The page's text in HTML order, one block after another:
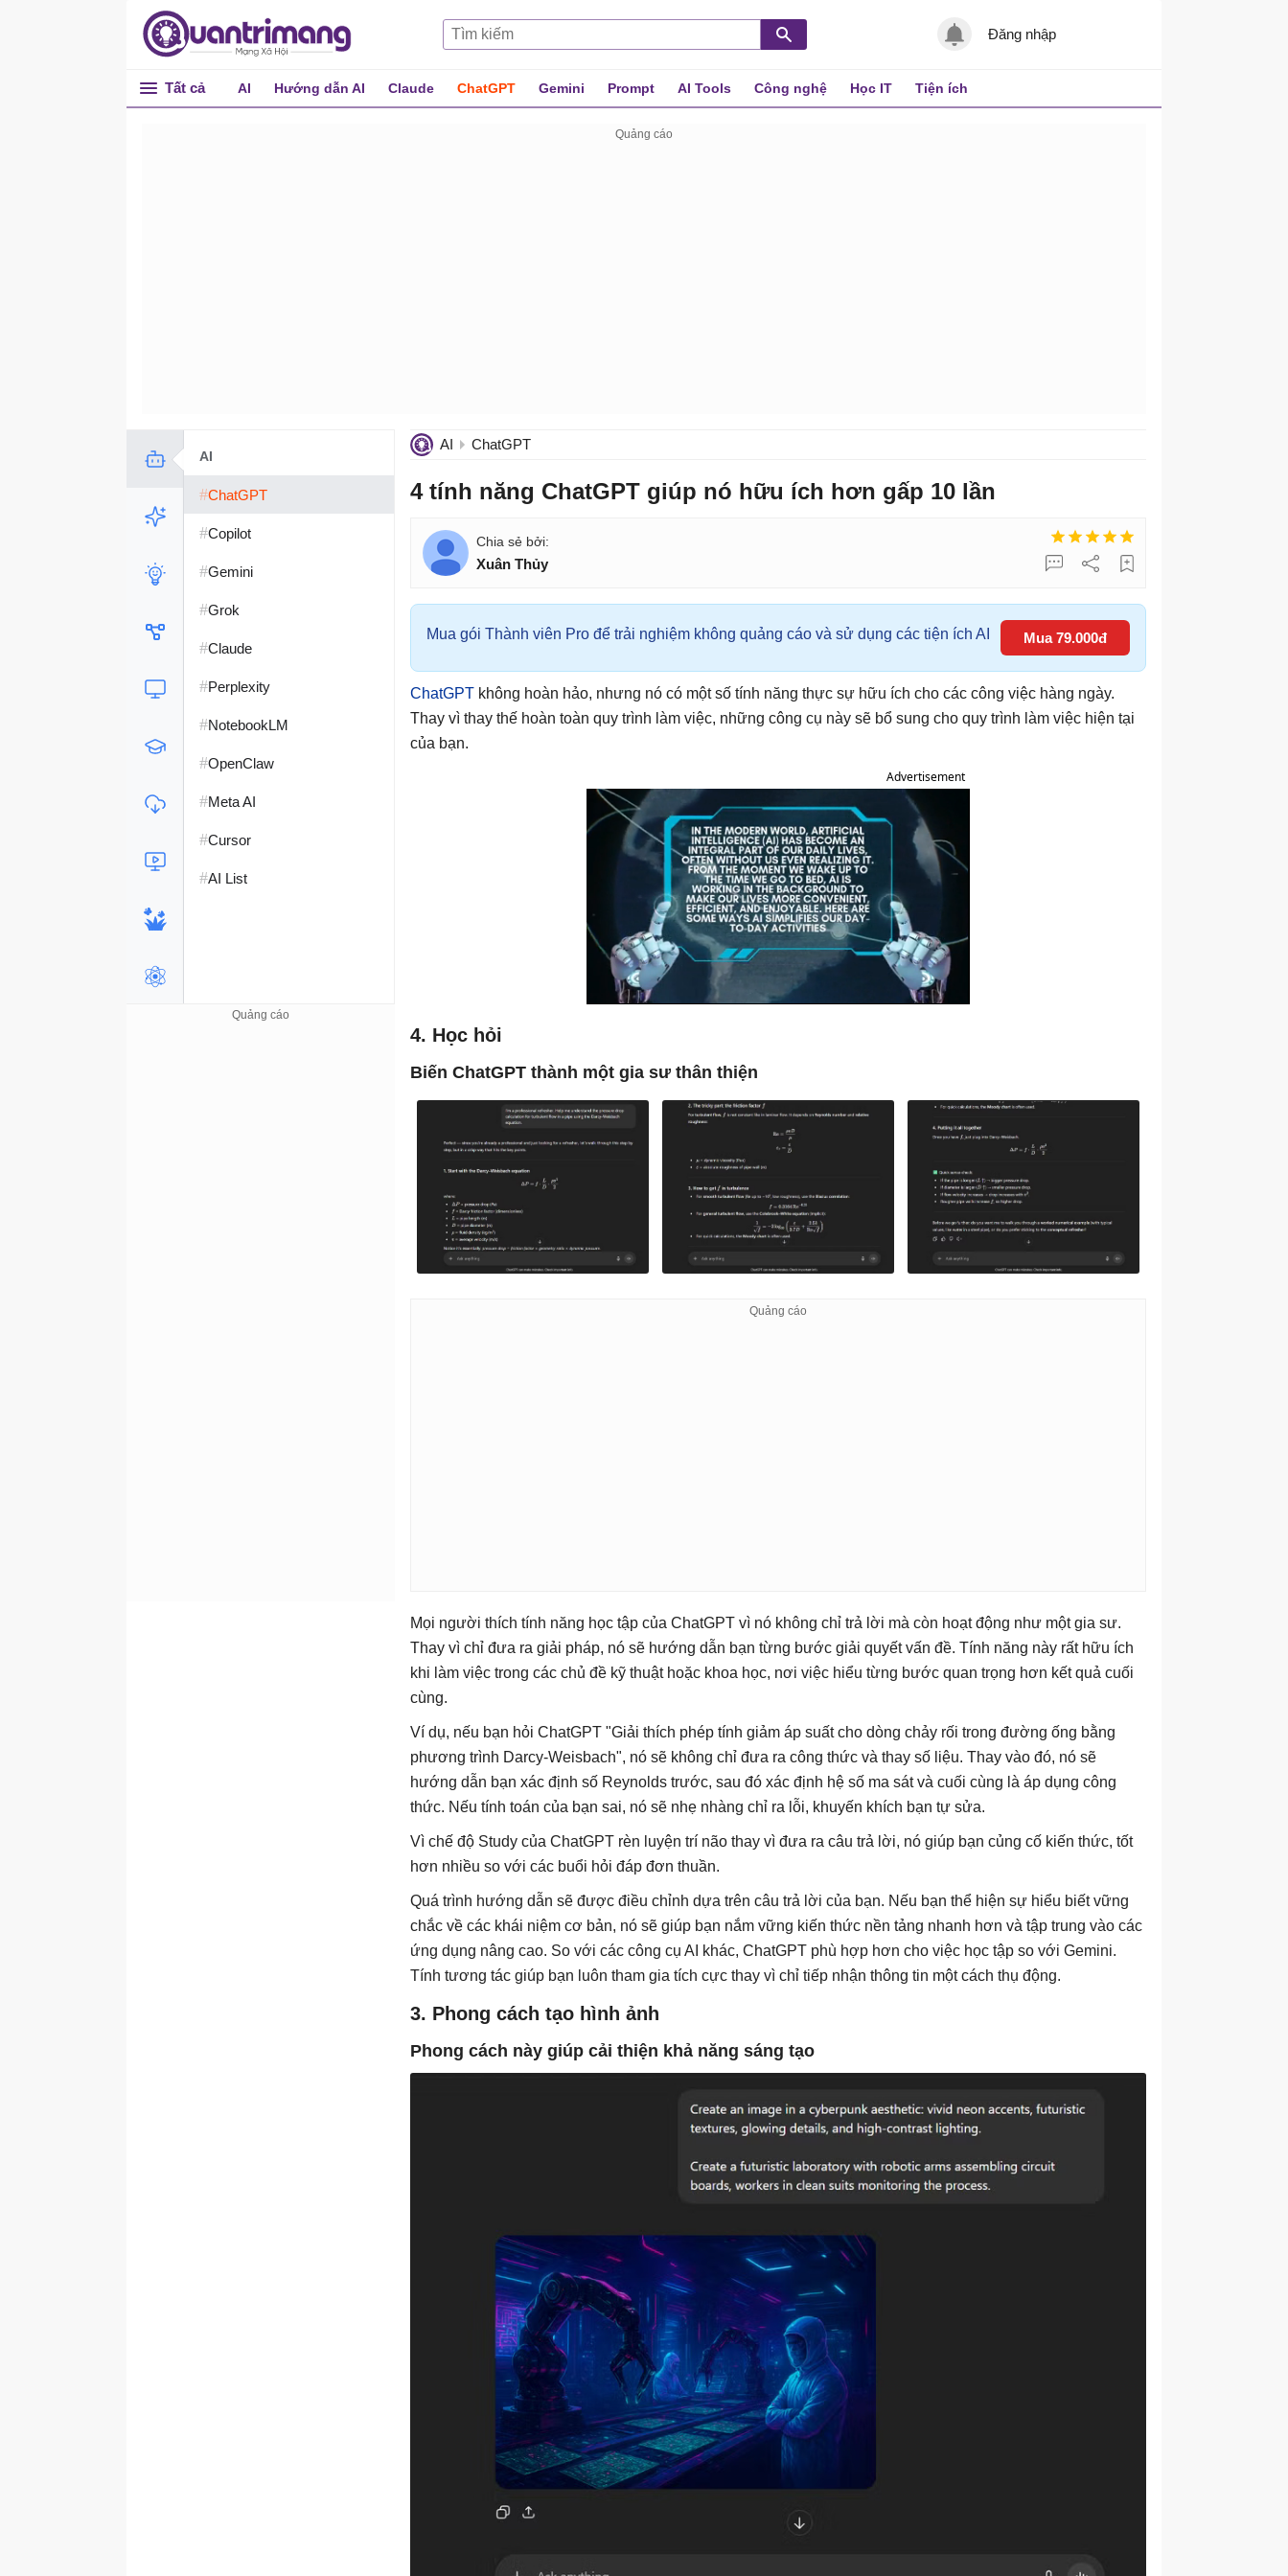
Đăng nhập
Tất cả AI Hướng dẫn AI Claude ChatGPT Gemini Prompt AI Tools Công nghệ Học IT Tiện ích
AI ChatGPT
4 tính năng ChatGPT giúp nó hữu ích hơn gấp 10 lần
Xuân Thủy
Mua gói Thành viên Pro để trải nghiệm không quảng cáo và sử dụng các tiện ích AI Mua 79.000đ
ChatGPT không hoàn hảo, nhưng nó có một số tính năng thực sự hữu ích cho các công việc hàng ngày.
Thay vì thay thế hoàn toàn quy trình làm việc, những công cụ này sẽ bổ sung cho quy trình làm việc hiện tại
của bạn.
Advertisement
4. Học hỏi
Biến ChatGPT thành một gia sư thân thiện
Mọi người thích tính năng học tập của ChatGPT vì nó không chỉ trả lời mà còn hoạt động như một gia sư.
Thay vì chỉ đưa ra giải pháp, nó sẽ hướng dẫn bạn từng bước giải quyết vấn đề. Tính năng này rất hữu ích
khi làm việc trong các chủ đề kỹ thuật hoặc khoa học, nơi việc hiểu từng bước quan trọng hơn kết quả cuối
cùng.
Ví dụ, nếu bạn hỏi ChatGPT "Giải thích phép tính giảm áp suất cho dòng chảy rối trong đường ống bằng
phương trình Darcy-Weisbach", nó sẽ không chỉ đưa ra công thức và thay số liệu. Thay vào đó, nó sẽ
hướng dẫn bạn xác định số Reynolds trước, sau đó xác định hệ số ma sát và cuối cùng là áp dụng công
thức. Nếu tính toán của bạn sai, nó sẽ nhẹ nhàng chỉ ra lỗi, khuyến khích bạn tự sửa.
Vì chế độ Study của ChatGPT rèn luyện trí não thay vì đưa ra câu trả lời, nó giúp bạn củng cố kiến ​​thức, tốt
hơn nhiều so với các buổi hỏi đáp đơn thuần.
Quá trình hướng dẫn sẽ được điều chỉnh dựa trên câu trả lời của bạn. Nếu bạn thể hiện sự hiểu biết vững
chắc về các khái niệm cơ bản, nó sẽ giúp bạn nắm vững kiến ​​thức nền tảng nhanh hơn và tập trung vào các
ứng dụng nâng cao. So với các công cụ AI khác, ChatGPT phù hợp hơn cho việc học tập so với Gemini.
Tính tương tác giúp bạn luôn tham gia tích cực thay vì chỉ tiếp nhận thông tin một cách thụ động.
3. Phong cách tạo hình ảnh
Phong cách này giúp cải thiện khả năng sáng tạo
AI
#ChatGPT
#Copilot
#Gemini
#Grok
#Claude
#Perplexity
#NotebookLM
#OpenClaw
#Meta AI
#Cursor
#AI List